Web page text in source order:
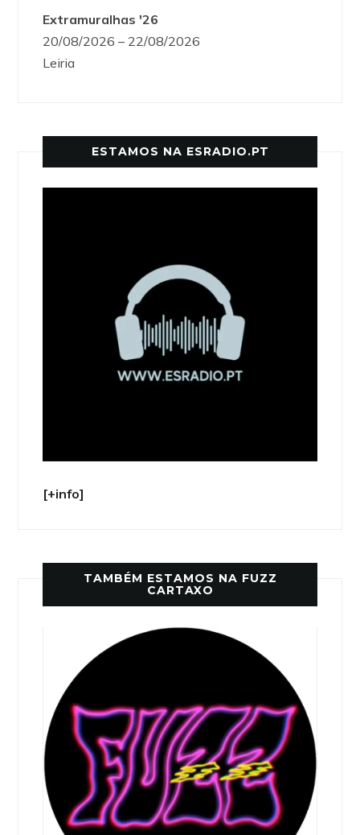
Extramuralhas '26
20/08/2026 – 22/08/2026
Leiria
ESTAMOS NA ESRADIO.PT
[+info]
TAMBÉM ESTAMOS NA FUZZ
CARTAXO